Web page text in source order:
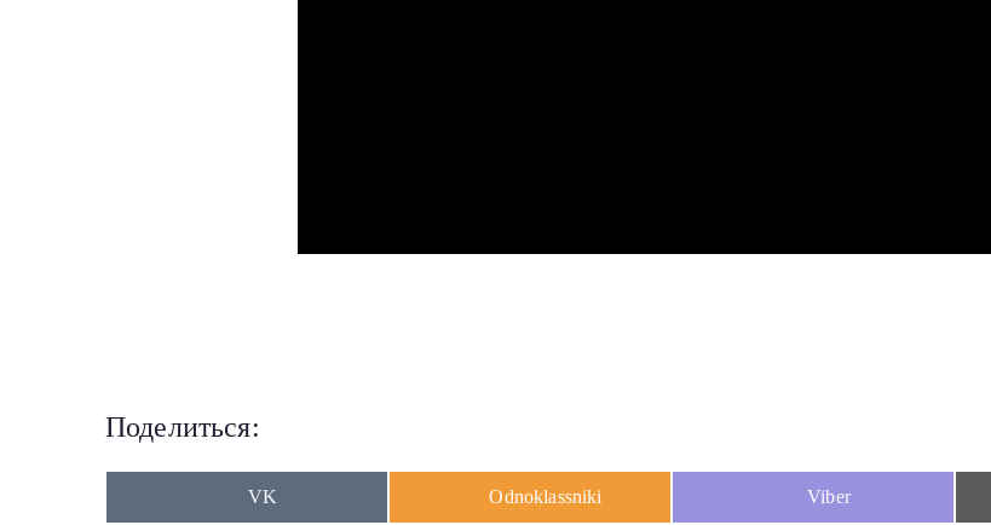
Поделиться:
Share
VK
Share
Odnoklassniki
Share
Viber